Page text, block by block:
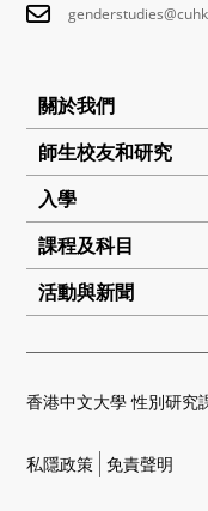
關於我們
師生校友和研究
入學
課程及科目
活動與新聞
香港中文大學 性別研究
私隱政策 免責聲明